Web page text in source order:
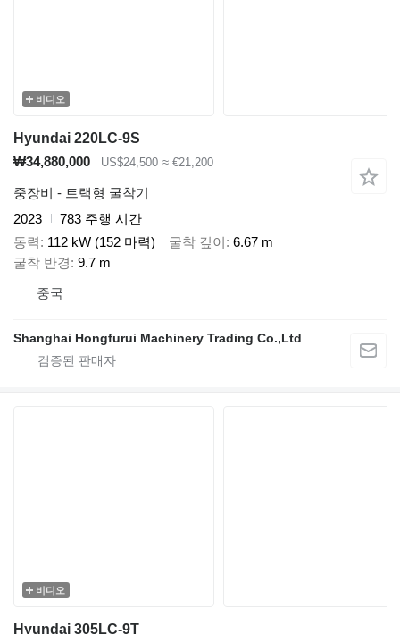
비디오
Hyundai 220LC-9S
₩34,880,000
US$24,500 ≈ €21,200
중장비 - 트랙형 굴착기
2023
783 주행 시간
동력
112 kW (152 마력) 굴착 깊이 6.67 m
굴착 반경 9.7 m
중국
Shanghai Hongfurui Machinery Trading Co.,Ltd
비디오
Hyundai 305LC-9T